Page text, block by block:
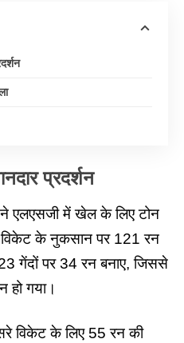
प्रदर्शन
एलएसजी में खेल के लिए टोन
के नुकसान पर 121 रन
गेंदों पर 34 रन बनाए, जिससे
हो गया।
विकेट के लिए 55 रन की